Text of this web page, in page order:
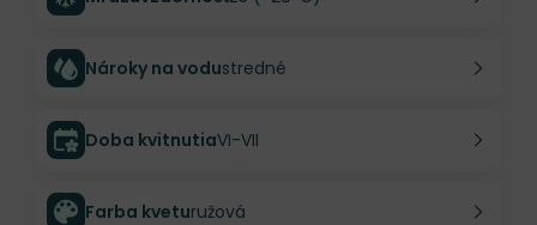
Nároky na vodustredné
Doba kvitnutiaVI-VII
Farba kveturužová